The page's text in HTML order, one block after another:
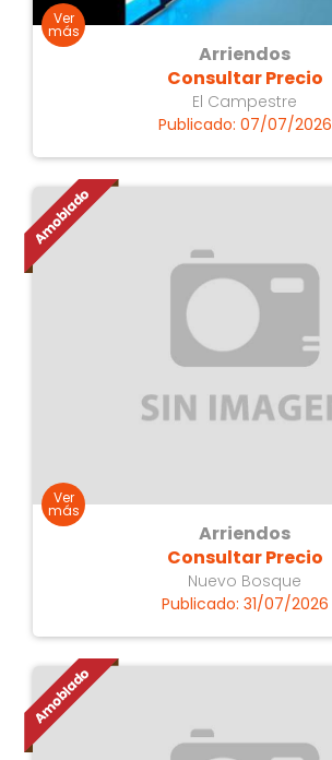
Arriendos
Consultar Precio
El Campestre
Publicado: 07/07/2026
Arriendos
Consultar Precio
Nuevo Bosque
Publicado: 31/07/2026